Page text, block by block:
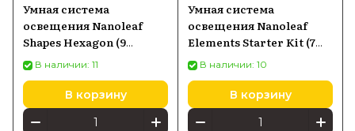
Умная система
освещения Nanoleaf
Shapes Hexagon (9
панелей) (NL42-0002HX-
9PK)
В наличии: 11
В корзину
Умная система
освещения Nanoleaf
Elements Starter Kit (7
панелей) (NL52-K-
7002HB-7PK)
В наличии: 10
В корзину